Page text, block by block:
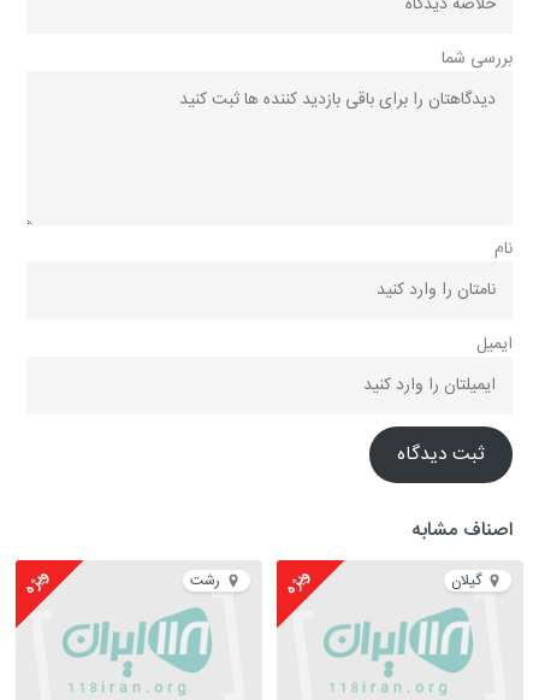
بررسی شما
نام
ایمیل
ثبت دیدگاه
اصناف مشابه
گیلان ویژه رشت ویژه